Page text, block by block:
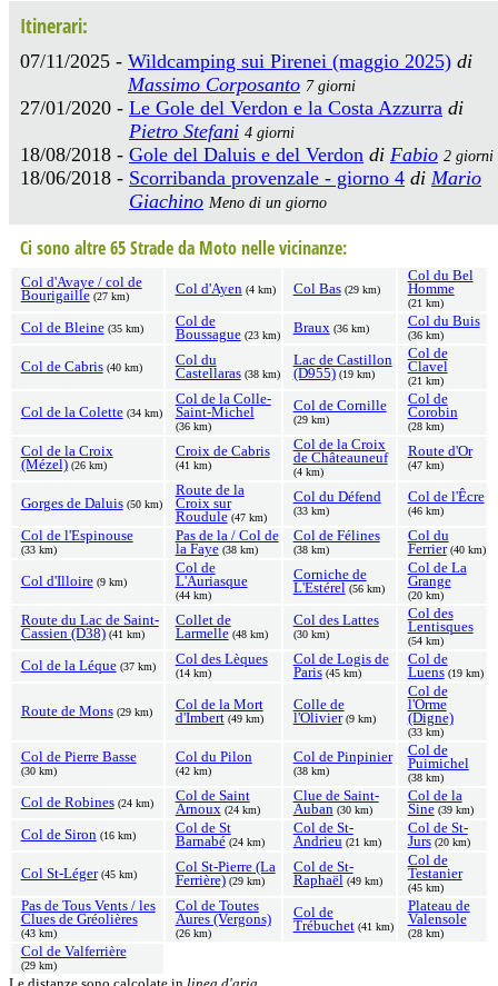
Itinerari:
07/11/2025 - Wildcamping sui Pirenei (maggio 2025) di
Massimo Corposanto 7 giorni
27/01/2020 - Le Gole del Verdon e la Costa Azzurra di
Pietro Stefani 4 giorni
18/08/2018 - Gole del Daluis e del Verdon di Fabio 2 giorni
18/06/2018 - Scorribanda provenzale - giorno 4 di Mario
Giachino Meno di un giorno
Ci sono altre 65 Strade da Moto nelle vicinanze:
Col d'Avaye / col de
Bourigaille (27 km) Col d'Ayen (4 km) Col Bas (29 km)
Col du Bel
Homme
(21 km)
Col de Bleine (35 km)
Col de
Boussague (23 km) Braux (36 km) Col du Buis
(36 km)
Col de Cabris (40 km)
Col du
Castellaras (38 km)
Lac de Castillon
(D955) (19 km)
Col de
Clavel
(21 km)
Col de la Colette (34 km)
Col de la Colle-
Saint-Michel
(36 km)
Col de Cornille
(29 km)
Col de
Corobin
(28 km)
Col de la Croix
(Mézel) (26 km)
Croix de Cabris
(41 km)
Col de la Croix
de Châteauneuf
(4 km)
Route d'Or
(47 km)
Gorges de Daluis (50 km)
Route de la
Croix sur
Roudule (47 km)
Col du Défend
(33 km)
Col de l'Êcre
(46 km)
Col de l'Espinouse
(33 km)
Pas de la / Col de
la Faye (38 km)
Col de Félines
(38 km)
Col du
Ferrier (40 km)
Col d'Illoire (9 km)
Col de
L'Auriasque
(44 km)
Corniche de
L'Estérel (56 km)
Col de La
Grange
(20 km)
Route du Lac de Saint-
Cassien (D38) (41 km)
Collet de
Larmelle (48 km)
Col des Lattes
(30 km)
Col des
Lentisques
(54 km)
Col de la Léque (37 km) Col des Lèques
(14 km)
Col de Logis de
Paris (45 km)
Col de
Luens (19 km)
Route de Mons (29 km)
Col de la Mort
d'Imbert (49 km)
Colle de
l'Olivier (9 km)
Col de
l'Orme
(Digne)
(33 km)
Col de Pierre Basse
(30 km)
Col du Pilon
(42 km)
Col de Pinpinier
(38 km)
Col de
Puimichel
(38 km)
Col de Robines (24 km)
Col de Saint
Arnoux (24 km)
Clue de Saint-
Auban (30 km)
Col de la
Sine (39 km)
Col de Siron (16 km)
Col de St
Barnabé (24 km)
Col de St-
Andrieu (21 km)
Col de St-
Jurs (20 km)
Col St-Léger (45 km)
Col St-Pierre (La
Ferrière) (29 km)
Col de St-
Raphaël (49 km)
Col de
Testanier
(45 km)
Pas de Tous Vents / les
Clues de Gréolières
(43 km)
Col de Toutes
Aures (Vergons)
(26 km)
Col de
Trébuchet (41 km)
Plateau de
Valensole
(28 km)
Col de Valferrière
(29 km)